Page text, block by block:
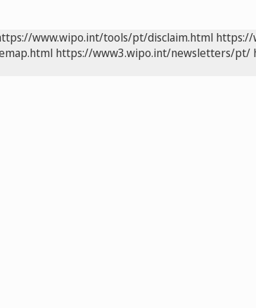
www.wipo.int/tools/pt/disclaim.html https://
https://www3.wipo.int/newsletters/pt/